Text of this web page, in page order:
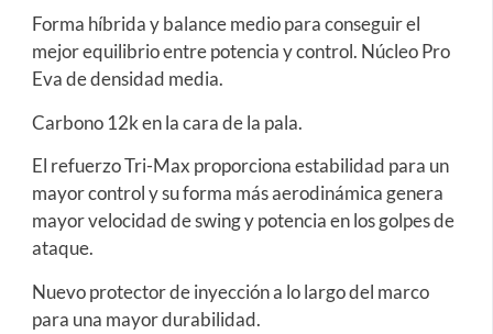
Forma híbrida y balance medio para conseguir el
mejor equilibrio entre potencia y control. Núcleo Pro
Eva de densidad media.
Carbono 12k en la cara de la pala.
El refuerzo Tri-Max proporciona estabilidad para un
mayor control y su forma más aerodinámica genera
mayor velocidad de swing y potencia en los golpes de
ataque.
Nuevo protector de inyección a lo largo del marco
para una mayor durabilidad.